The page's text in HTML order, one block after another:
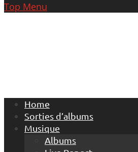
Top Menu
Home
Sorties d’albums
Musique
Albums